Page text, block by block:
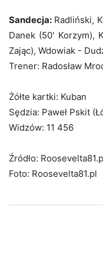
Sandecja: Radliński,
Danek (50' Korzym),
Zając), Wdowiak -
Trener: Radosław
Żółte kartki: Kuban
Sędzia: Paweł Pskit
Widzów: 11 456
Źródło:
Foto: Roosevelta81.pl